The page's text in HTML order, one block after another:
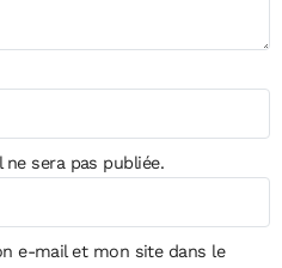
sera pas publiée.
e-mail et mon site dans le